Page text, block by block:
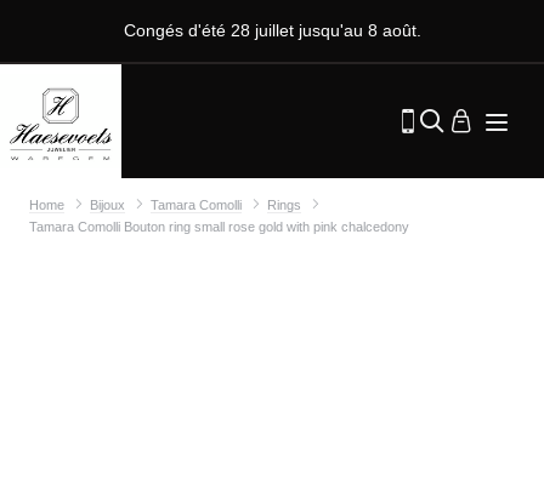
Congés d'été 28 juillet jusqu'au 8 août.
Home Bijoux Tamara Comolli
Rings
Tamara Comolli Bouton ring small rose gold with pink chalcedony